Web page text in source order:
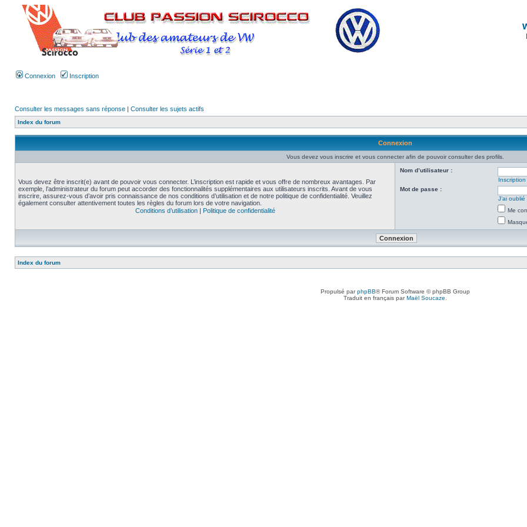
Connexion Inscription
Consulter les messages sans réponse | Consulter les sujets actifs
Index du forum
Connexion
Vous devez vous inscrire et vous connecter afin de pouvoir consulter des profils.
Vous devez être inscrit(e) avant de pouvoir vous connecter. L’inscription est rapide et vous offre de nombreux avantages. Par
exemple, l’administrateur du forum peut accorder des fonctionnalités supplémentaires aux utilisateurs inscrits. Avant de vous
inscrire, assurez-vous d’avoir pris connaissance de nos conditions d’utilisation et de notre politique de confidentialité. Veuillez
également consulter attentivement toutes les règles du forum lors de votre navigation.
Conditions d’utilisation| Politique de confidentialité
Nom d’utilisateur :
Inscription
Mot de passe :
J’ai
Me
Index du forum
Propulsé parphpBB® Forum Software © phpBB Group
Traduit en français parMaël Soucaze